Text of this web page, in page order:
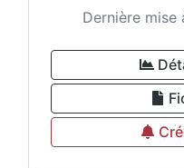
Dernière mise